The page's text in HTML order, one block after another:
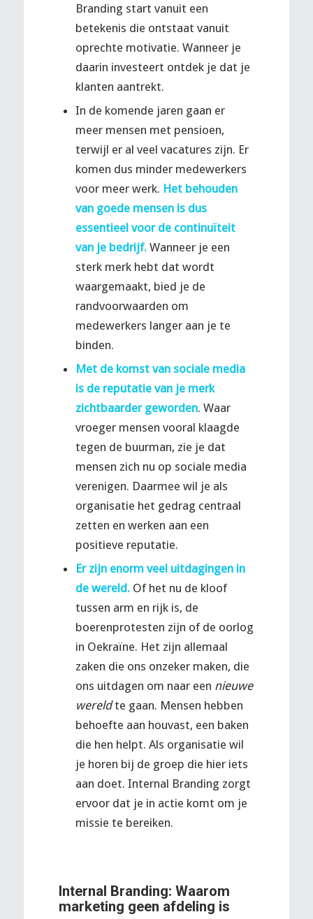
Branding start vanuit een
betekenis die ontstaat vanuit
oprechte motivatie. Wanneer je
daarin investeert ontdek je dat je
klanten aantrekt.
In de komende jaren gaan er
meer mensen met pensioen,
terwijl er al veel vacatures zijn. Er
komen dus minder medewerkers
voor meer werk. Het behouden
van goede mensen is dus
essentieel voor de continuïteit
van je bedrijf.Wanneer je een
sterk merk hebt dat wordt
waargemaakt, bied je de
randvoorwaarden om
medewerkers langer aan je te
binden.
Met de komst van sociale media
is de reputatie van je merk
zichtbaarder geworden. Waar
vroeger mensen vooral klaagde
tegen de buurman, zie je dat
mensen zich nu op sociale media
verenigen. Daarmee wil je als
organisatie het gedrag centraal
zetten en werken aan een
positieve reputatie.
Er zijn enorm veel uitdagingen in
de wereld.Of het nu de kloof
tussen arm en rijk is, de
boerenprotesten zijn of de oorlog
in Oekraïne. Het zijn allemaal
zaken die ons onzeker maken, die
ons uitdagen om naar een nieuwe
wereldte gaan. Mensen hebben
behoefte aan houvast, een baken
die hen helpt. Als organisatie wil
je horen bij de groep die hier iets
aan doet. Internal Branding zorgt
ervoor dat je in actie komt om je
missie te bereiken.
Internal Branding: Waarom
marketing geen afdeling is